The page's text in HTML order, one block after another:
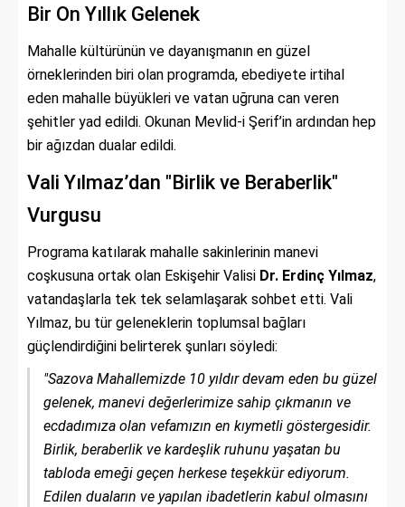
Bir On Yıllık Gelenek
Mahalle kültürünün ve dayanışmanın en güzel
örneklerinden biri olan programda, ebediyete irtihal
eden mahalle büyükleri ve vatan uğruna can veren
şehitler yad edildi. Okunan Mevlid-i Şerif’in ardından hep
bir ağızdan dualar edildi.
Vali Yılmaz’dan "Birlik ve Beraberlik"
Vurgusu
Programa katılarak mahalle sakinlerinin manevi
coşkusuna ortak olan Eskişehir Valisi Dr. Erdinç Yılmaz,
vatandaşlarla tek tek selamlaşarak sohbet etti. Vali
Yılmaz, bu tür geleneklerin toplumsal bağları
güçlendirdiğini belirterek şunları söyledi:
"Sazova Mahallemizde 10 yıldır devam eden bu güzel
gelenek, manevi değerlerimize sahip çıkmanın ve
ecdadımıza olan vefamızın en kıymetli göstergesidir.
Birlik, beraberlik ve kardeşlik ruhunu yaşatan bu
tabloda emeği geçen herkese teşekkür ediyorum.
Edilen duaların ve yapılan ibadetlerin kabul olmasını